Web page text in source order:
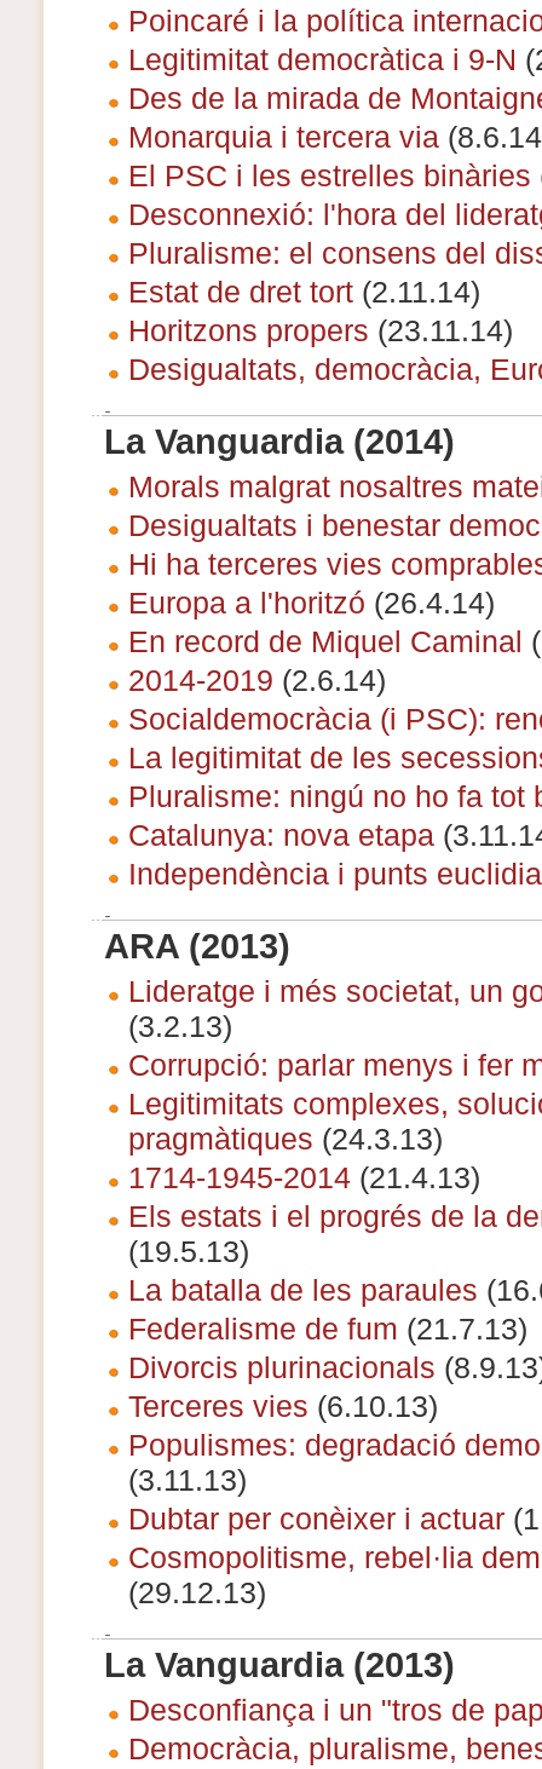
Poincaré i la política
Legitimitat democràtica i 9-N
Des de la mirada de
Monarquia i tercera via
El PSC i les estrelles binàries
Desconnexió: l'hora del
Pluralisme: el consens del
Estat de dret tort(2.11.14)
Horitzons propers (23.11.14)
Desigualtats, democràcia,
La Vanguardia (2014)
Morals malgrat nosaltres
Desigualtats i benestar
Hi ha terceres vies
Europa a l'horitzó (26.4.14)
En record de Miquel Caminal
2014-2019 (2.6.14)
Socialdemocràcia (i PSC):
La legitimitat de les
Pluralisme: ningú no ho fa tot
Catalunya: nova etapa
Independència i punts
ARA (2013)
Lideratge i més societat, un
(3.2.13)
Corrupció: parlar menys i fer
Legitimitats complexes,
pragmàtiques (24.3.13)
1714-1945-2014(21.4.13)
Els estats i el progrés de la
(19.5.13)
La batalla de les paraules
Federalisme de fum (21.7.13)
Divorcis plurinacionals
Terceres vies (6.10.13)
Populismes: degradació
(3.11.13)
Dubtar per conèixer i actuar
Cosmopolitisme, rebel·lia
(29.12.13)
La Vanguardia (2013)
Desconfiança i un "tros de
Democràcia, pluralisme,